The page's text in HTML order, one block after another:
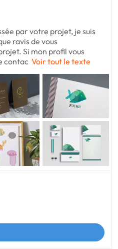
par votre projet, je suis
ravis de vous
Si mon profil vous
contac Voir tout le texte